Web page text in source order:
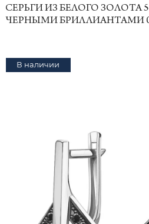
СЕРЬГИ ИЗ БЕЛОГО ЗОЛОТА
ЧЕРНЫМИ БРИЛЛИАНТАМИ
В наличии